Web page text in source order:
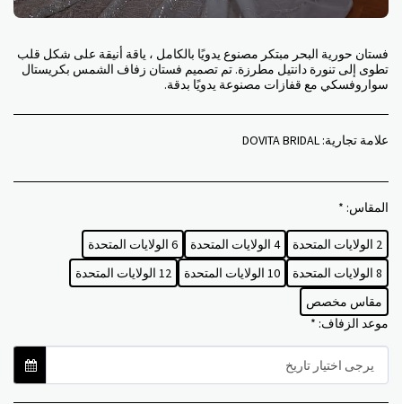
فستان حورية البحر مبتكر مصنوع يدويًا بالكامل ، ياقة أنيقة على شكل قلب
تطوى إلى تنورة دانتيل مطرزة. تم تصميم فستان زفاف الشمس بكريستال
سواروفسكي مع قفازات مصنوعة يدويًا بدقة.
علامة تجارية: DOVITA BRIDAL
المقاس: *
2 الولايات المتحدة 4 الولايات المتحدة
6 الولايات المتحدة
8 الولايات المتحدة
10 الولايات المتحدة
12 الولايات المتحدة
مقاس مخصص
موعد الزفاف: *
يرجى اختيار تاريخ